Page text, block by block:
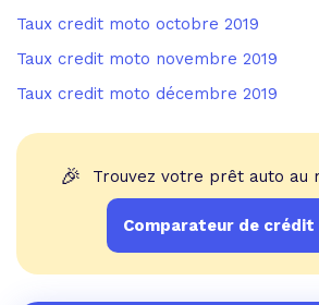
Taux credit moto octobre 2019
Taux credit moto novembre 2019
Taux credit moto décembre 2019
🎉 Trouvez votre prêt auto au
Comparateur de